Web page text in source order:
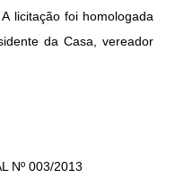
licitação foi homologada
da Casa, vereador
Nº 003/2013